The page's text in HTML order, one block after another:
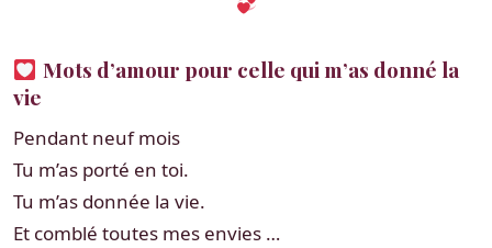
Mots d’amour pour celle qui m’as donné la
vie
Pendant neuf mois
Tu m’as porté en toi.
Tu m’as donnée la vie.
Et comblé toutes mes envies …